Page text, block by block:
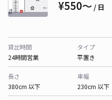
¥550〜 / 日
貸出時間
24時間営業
タイプ
平置き
長さ
380cm 以下
車幅
230cm 以下